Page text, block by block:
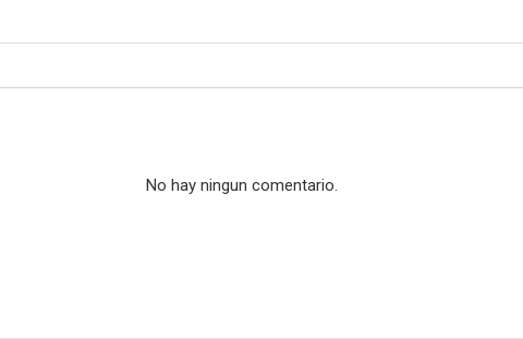
No hay ningun comentario.